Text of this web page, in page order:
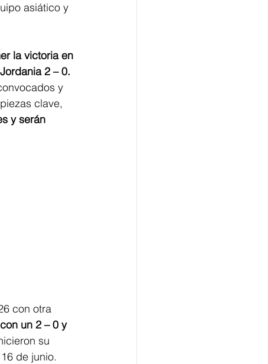
asiático y
la victoria en
2 – 0.
y
clave,
y serán
con otra
un 2 – 0 y
su
de junio.